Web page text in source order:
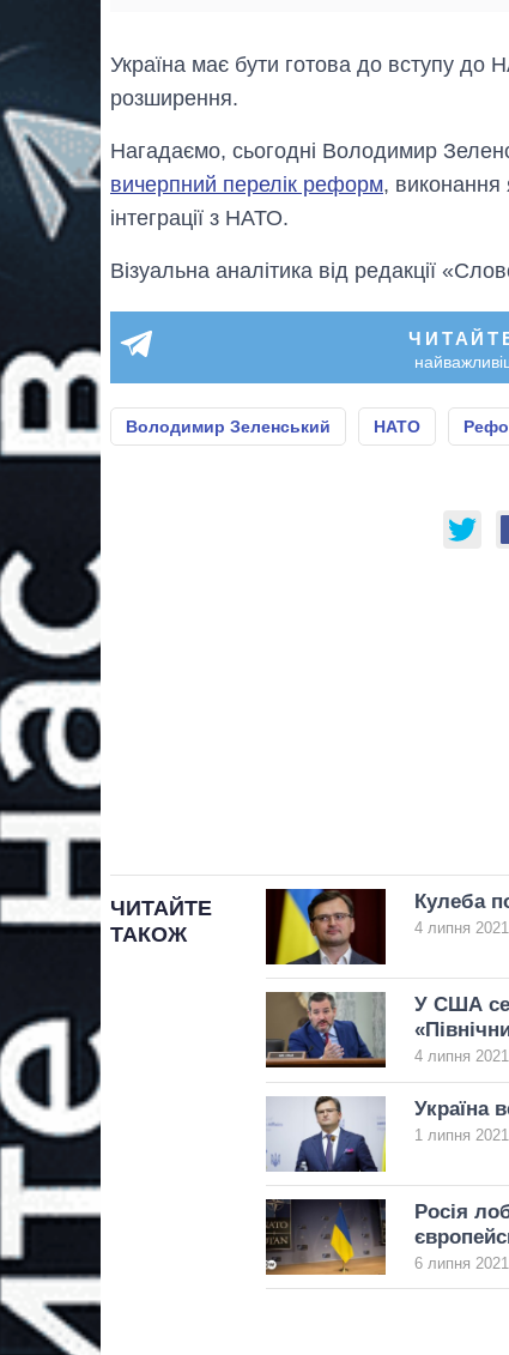
Україна має бути готова до вступу до
розширення.
Нагадаємо, сьогодні Володимир
вичерпний перелік реформ, виконання
інтеграції з НАТО.
Візуальна аналітика від редакції
Володимир Зеленський НАТО
ЧИТАЙТЕ
ТАКОЖ
Кулеба
4 липня
У США
4 липня
Україна
1 липня
Росія
6 липня